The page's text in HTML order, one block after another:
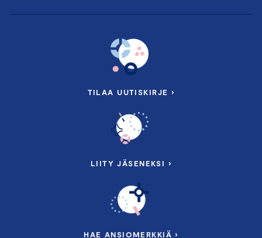
TILAA UUTISKIRJE ›
LIITY JÄSENEKSI ›
HAE ANSIOMERKKIÄ ›